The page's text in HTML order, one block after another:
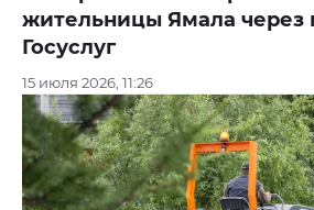
жительницы Ямала через
Госуслуг
15 июля 2026, 11:26